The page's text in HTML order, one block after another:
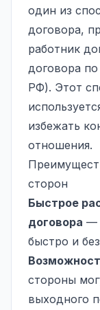
один из
договора,
работник
договора
РФ). Этот
избежать
отношения.
сторон
Быстрое
договора —
быстро и
стороны
выходного